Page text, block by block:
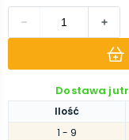
Ilość
1 - 9
Dostawa